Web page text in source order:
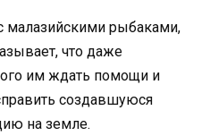
малазийскими рыбаками,
что даже
им ждать помощи и
создавшуюся
на земле.